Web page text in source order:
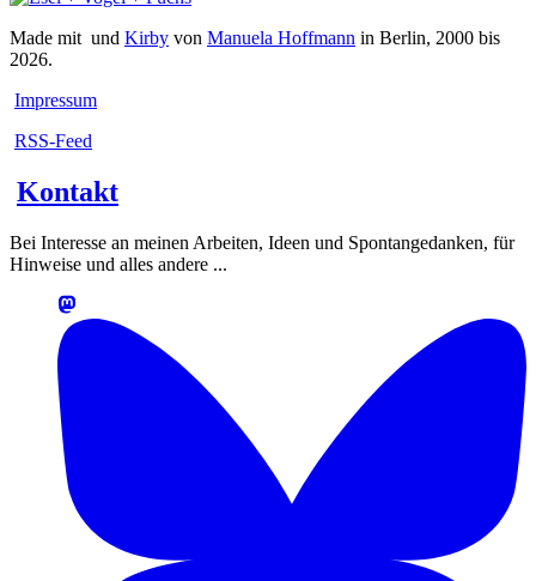
Made mit und Kirby von Manuela Hoffmann in Berlin, 2000 bis
2026.
Impressum
RSS-Feed
Kontakt
Bei Interesse an meinen Arbeiten, Ideen und Spontangedanken, für
Hinweise und alles andere ...